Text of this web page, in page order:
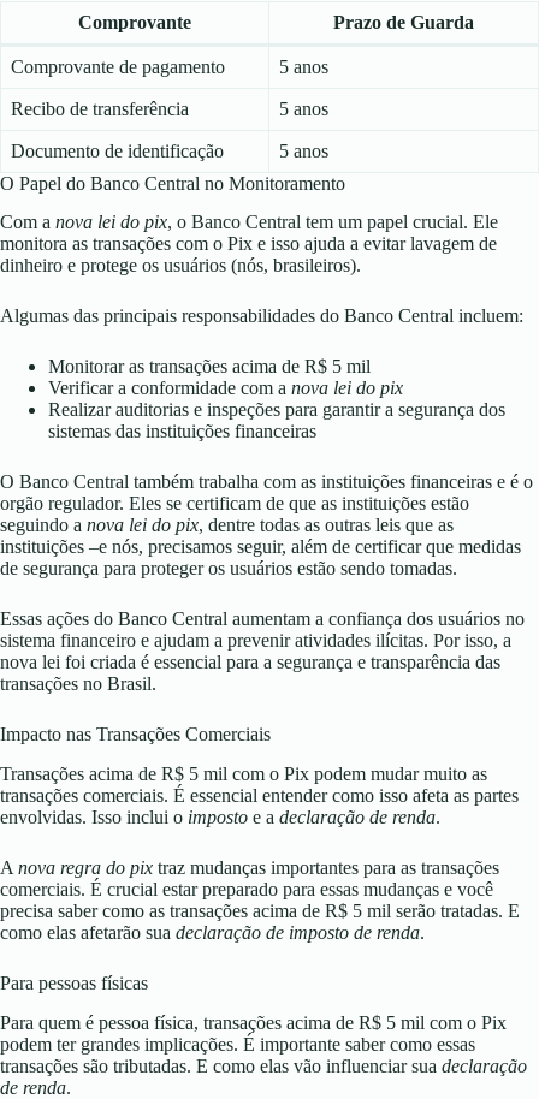
Comprovante Prazo de Guarda
Comprovante de pagamento 5 anos
Recibo de transferência 5 anos
Documento de identificação
5 anos
O Papel do Banco Central no Monitoramento
Com a nova lei do pix, o Banco Central tem um papel crucial. Ele
monitora as transações com o Pix e isso ajuda a evitar lavagem de
dinheiro e protege os usuários (nós, brasileiros).
Algumas das principais responsabilidades do Banco Central incluem:
Monitorar as transações acima de R$ 5 mil
Verificar a conformidade com a nova lei do pix
Realizar auditorias e inspeções para garantir a segurança dos
sistemas das instituições financeiras
O Banco Central também trabalha com as instituições financeiras e é o
orgão regulador. Eles se certificam de que as instituições estão
seguindo a nova lei do pix, dentre todas as outras leis que as
instituições –e nós, precisamos seguir, além de certificar que medidas
de segurança para proteger os usuários estão sendo tomadas.
Essas ações do Banco Central aumentam a confiança dos usuários no
sistema financeiro e ajudam a prevenir atividades ilícitas. Por isso, a
nova lei foi criada é essencial para a segurança e transparência das
transações no Brasil.
Impacto nas Transações Comerciais
Transações acima de R$ 5 mil com o Pix podem mudar muito as
transações comerciais. É essencial entender como isso afeta as partes
envolvidas. Isso inclui o imposto e a declaração de renda.
A nova regra do pix traz mudanças importantes para as transações
comerciais. É crucial estar preparado para essas mudanças e você
precisa saber como as transações acima de R$ 5 mil serão tratadas. E
como elas afetarão sua declaração de imposto de renda.
Para pessoas físicas
Para quem é pessoa física, transações acima de R$ 5 mil com o Pix
podem ter grandes implicações. É importante saber como essas
transações são tributadas. E como elas vão influenciar sua declaração
de renda.